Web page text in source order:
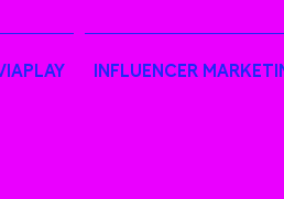
INFLUENCER